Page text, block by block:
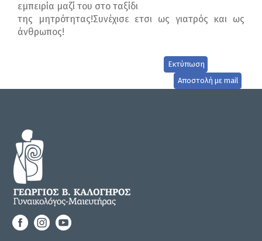
εμπειρία μαζί του στο ταξίδι
της μητρότητας!Συνέχισε ετσι ως γιατρός και ως
άνθρωπος!
Εκτύπωση
Αποστολή με mail